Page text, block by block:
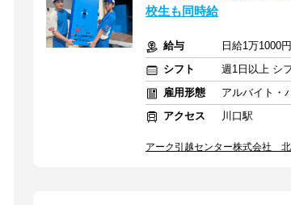
校生も同時給
給与
日給1万1000
シフト
週1日以上 シ
雇用形態
アルバイト・
アクセス
川口駅
アーク引越センター株式会社